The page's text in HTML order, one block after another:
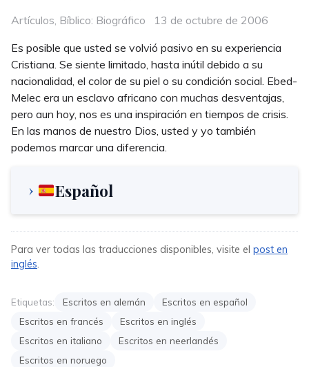
Categories
Artículos, Bíblico: Biográfico
Posted
13 de octubre de 2006
Es posible que usted se volvió pasivo en su experiencia
Cristiana. Se siente limitado, hasta inútil debido a su
nacionalidad, el color de su piel o su condición social. Ebed-
Melec era un esclavo africano con muchas desventajas,
pero aun hoy, nos es una inspiración en tiempos de crisis.
En las manos de nuestro Dios, usted y yo también
podemos marcar una diferencia.
Español
Para ver todas las traducciones disponibles, visite el post en
inglés.
Etiquetas: Escritos en alemán
Escritos en español
Escritos en francés
Escritos en inglés
Escritos en italiano
Escritos en neerlandés
Escritos en noruego